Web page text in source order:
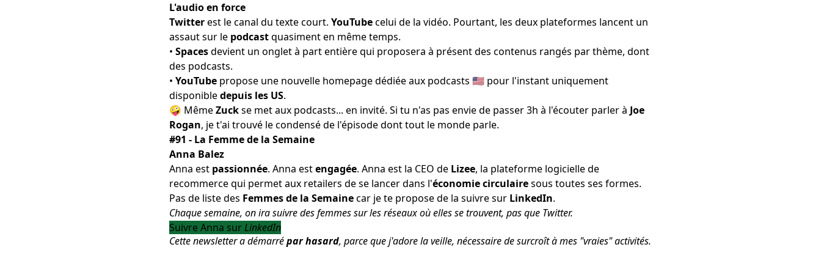
L'audio en force
Twitterest le canal du texte court. YouTubecelui de la vidéo. Pourtant, les deux plateformes lancent un
assaut sur le podcastquasiment en même temps.
• Spacesdevient un onglet à part entière qui proposera à présentdes contenus rangés par thème, dont
des podcasts.
• YouTube propose une nouvelle homepage dédiée aux podcasts 🇺🇸 pour l'instant uniquement
disponibledepuis les US.
🤪 MêmeZuckse met aux podcasts... en invité. Si tu n'as pas envie de passer 3h à l'écouter parler à Joe
Rogan, je t'ai trouvé le condensé de l'épisodedont tout le monde parle.
#91 - La Femme de la Semaine
Anna Balez
Anna est passionnée. Anna estengagée. Anna est la CEO de Lizee, la plateforme logicielle de
recommerce qui permet aux retailers de se lancer dans l'économie circulairesous toutes ses formes.
Pas de liste des Femmes de la Semainecar je te propose de la suivre sur LinkedIn.
Chaque semaine, on ira suivre des femmes sur les réseaux où elles se trouvent, pas que Twitter.
Suivre Anna surLinkedIn
Cette newsletter a démarrépar hasard, parce que j'adore la veille, nécessaire de surcroît à mes "vraies" activités.